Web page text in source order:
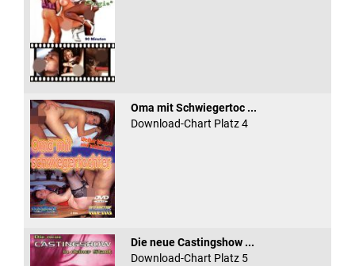
Oma mit Schwiegertoc ...
Download-Chart Platz 4
Die neue Castingshow ...
Download-Chart Platz 5